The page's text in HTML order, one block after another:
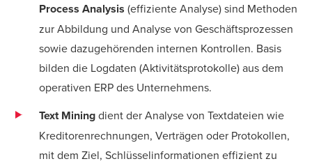
Process Analysis (effiziente Analyse) sind Methoden
zur Abbildung und Analyse von Geschäftsprozessen
sowie dazugehörenden internen Kontrollen. Basis
bilden die Logdaten (Aktivitätsprotokolle) aus dem
operativen ERP des Unternehmens.
Text Miningdient der Analyse von Textdateien wie
Kreditorenrechnungen, Verträgen oder Protokollen,
mit dem Ziel, Schlüsselinformationen effizient zu